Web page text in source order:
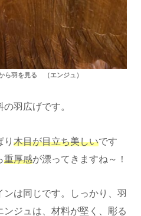
羽を見る （エンジュ）
の羽広げです。
り 木目が目立ち美しいです
重厚感が漂ってきますね～！
は同じです。しっかり、羽
ジュは、材料が堅く、彫る